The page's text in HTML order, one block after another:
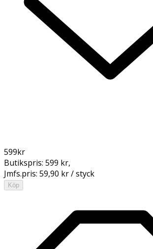
599kr
Butikspris: 599 kr,
Jmfs.pris: 59,90 kr / styck
Köp